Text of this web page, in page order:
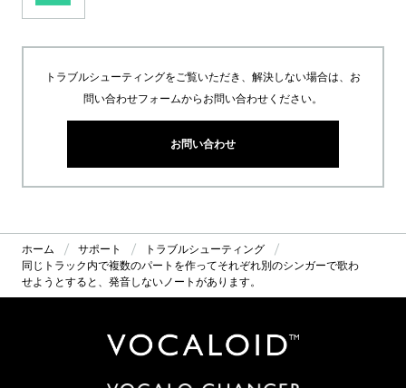
トラブルシューティングをご覧いただき、解決しない場合は、お
問い合わせフォームからお問い合わせください。
お問い合わせ
ホーム サポート
トラブルシューティング
同じトラック内で複数のパートを作ってそれぞれ別のシンガーで歌わ
せようとすると、発音しないノートがあります。